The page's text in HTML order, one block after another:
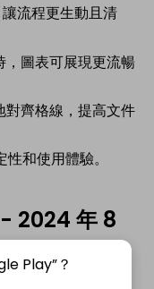
流程更生動且清
，圖表可展現更流暢
對齊格線，提高文件
和使用體驗。
2024 年 8
Play”？